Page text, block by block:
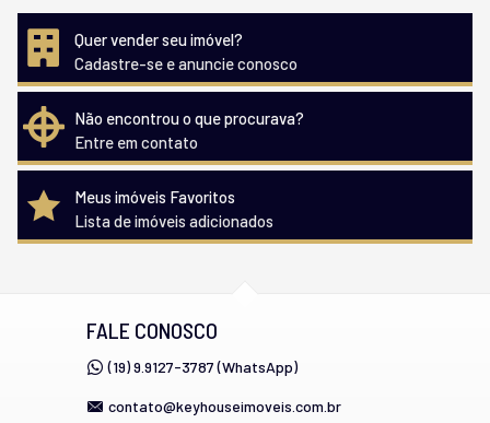
Quer vender seu imóvel?
Cadastre-se e anuncie conosco
Não encontrou o que procurava?
Entre em contato
Meus imóveis Favoritos
Lista de imóveis adicionados
FALE CONOSCO
(19) 9.9127-3787 (WhatsApp)
contato@keyhouseimoveis.com.br